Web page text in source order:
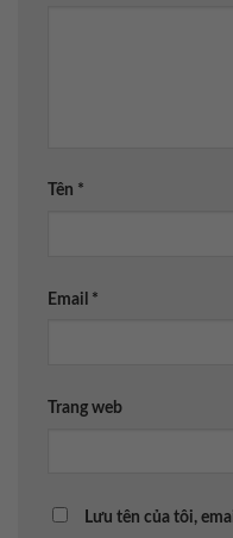
Tên *
Email *
Trang web
Lưu tên của tôi,